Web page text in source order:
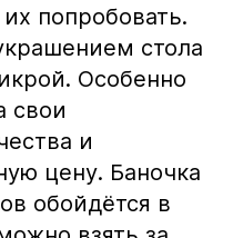
попробовать.
стола
Особенно
свои
и
цену. Баночка
обойдётся в